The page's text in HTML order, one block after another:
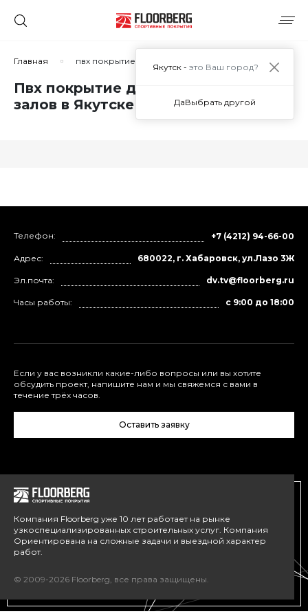
Главная пвх покрытие для спортивных залов
Пвх покрытие для спортивных
залов в Якутске
Компания Floorberg уже 10 лет работает на рынке
узкоспециализированных строительных услуг. Компания
Ориентирована на сложные задачи и выездной характер
работ.
© 2009-2026 Floorberg, все права защищены.
Телефон: +7 (4212) 94-66-00
Адрес: 680022, г. Хабаровск, ул.Лазо 3Ж
Эл.почта: dv.tv@floorberg.ru
Часы работы: с 9:00 до 18:00
Если у вас возникли какие-либо вопросы или вы хотите
обсудить проект, напишите нам и мы свяжемся с вами в
течение трёх часов.
Оставить заявку
Якутск - это Ваш город?
ДаВыбрать другой